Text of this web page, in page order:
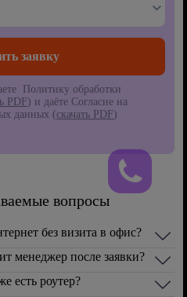
Политику обработки
PDF) и даёте Согласие на
данных (скачать PDF)
вопросы
без визита в офис?
менеджер после заявки?
есть роутер?